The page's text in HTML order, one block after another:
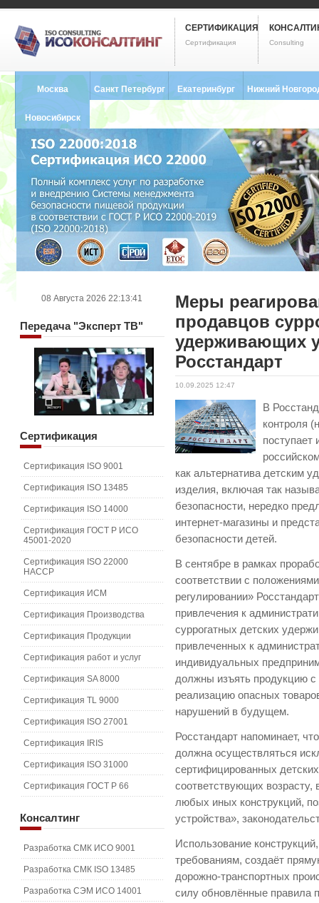
СЕРТИФИКАЦИЯ
Сертификация Consulting
Москва Санкт Петербург
8 (812) 748-2493
Екатеринбург
8 (343) 237-2593
Нижний
Новосибирск
8 (383) 227-8449
Меры
продавцов
удерживающих
Росстандарт
10.09.2025 12:47
В
контроля
поступает
как альтернатива детским
изделия, включая так
безопасности, нередко
интернет-магазины и
безопасности детей.
В сентябре в рамках
соответствии с
регулировании»
привлечения к
суррогатных детских
привлеченных к
индивидуальных
должны изъять продукцию с
реализацию опасных
нарушений в будущем.
Росстандарт напоминает,
должна осуществляться
сертифицированных
соответствующих возрасту,
любых иных конструкций,
устройства»,
Использование
требованиям, создаёт
дорожно-транспортных
силу обновлённые правила
08 Августа 2026 22:13:41
Передача"Эксперт ТВ"
Сертификация
Сертификация ISO 9001
Сертификация ISO 13485
Сертификация ISO 14000
Сертификация ГОСТ Р ИСО
45001-2020
Сертификация ISO 22000
HACCP
Сертификация ИСМ
Сертификация Производства
Сертификация Продукции
Сертификация работ и услуг
Сертификация SA 8000
Сертификация TL 9000
Сертификация ISO 27001
Сертификация IRIS
Сертификация ISO 31000
Сертификация ГОСТ Р 66
Консалтинг
Разработка СМК ИСО 9001
Разработка СМК ISO 13485
Разработка СЭМ ИСО 14001